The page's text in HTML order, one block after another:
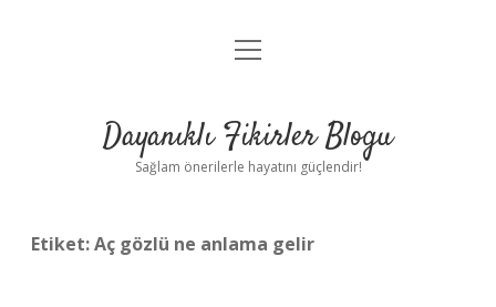
Anasayfa
Yasal Uyarı
menüyü
Dayanıklı Fikirler Blogu
Sağlam önerilerle hayatını güçlendir!
Etiket:Aç gözlü ne anlama gelir